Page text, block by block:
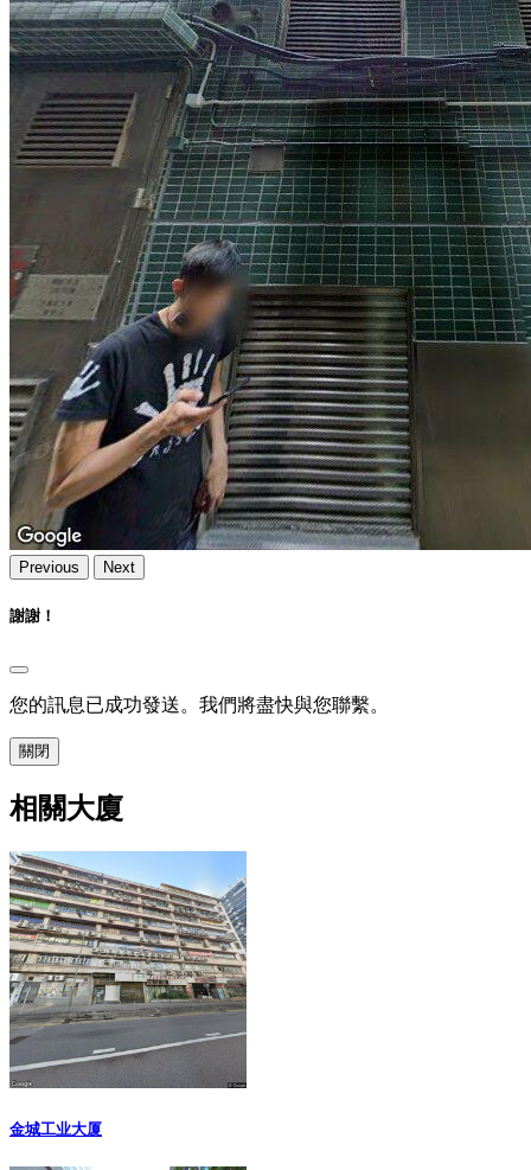
Previous Next
謝謝！
您的訊息已成功發送。我們將盡快與您聯繫。
關閉
相關大廈
金城工业大厦